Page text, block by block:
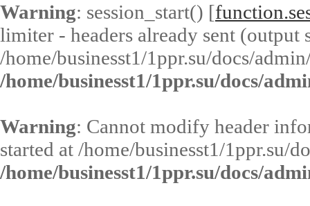
Warning: session_start() [
limiter - headers already sent (output
/home/businesst1/1ppr.su/docs/
/home/businesst1/1ppr.su/docs/
Warning: Cannot modify header
started at /home/businesst1/1ppr.su/
/home/businesst1/1ppr.su/docs/